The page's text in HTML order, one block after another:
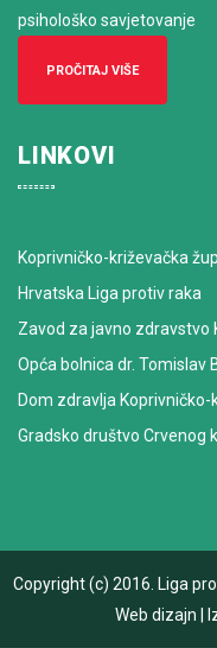
psihološko savjetovanje
PROČITAJ VIŠE
LINKOVI
Koprivničko-križevačka
Hrvatska Liga protiv raka
Zavod za javno zdravstvo
Opća bolnica dr. Tomislav
Dom zdravlja
Gradsko društvo Crvenog
Copyright (c) 2016. Liga
Web dizajn